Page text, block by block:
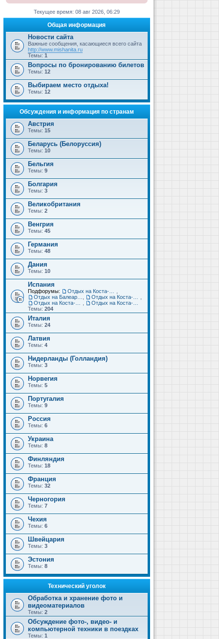
Текущее время: 08 авг 2026, 06:29
Общая информация
Новости сайта
Важные сообщения, касающиеся всего сайта
http://www.mishanita.ru
Темы: 1
Вопросы по бронированию билетов
Темы: 12
Выбираем место отдыха!
Темы: 12
Обсуждения и информация по странам
Австрия
Темы: 15
Беларусь (Белоруссия)
Темы: 10
Бельгия
Темы: 9
Болгария
Темы: 3
Великобритания
Темы: 2
Венгрия
Темы: 45
Германия
Темы: 48
Дания
Темы: 10
Испания
Подфорумы:
Темы: 204
Италия
Темы: 24
Латвия
Темы: 4
Нидерланды (Голландия)
Темы: 3
Норвегия
Темы: 5
Португалия
Темы: 9
Россия
Темы: 6
Украина
Темы: 8
Финляндия
Темы: 18
Франция
Темы: 32
Черногория
Темы: 7
Чехия
Темы: 6
Швейцария
Темы: 3
Эстония
Темы: 8
Технический уголок
Обработка и хранение фото и
видеоматериалов
Темы: 2
Обсуждение фото-, видео- и
компьютерной техники в поездках
Темы: 1